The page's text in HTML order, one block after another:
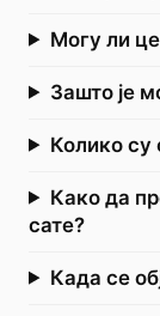
Могу ли
Зашто је
Колико су
Како да
сате?
Када се